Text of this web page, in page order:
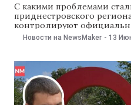
С какими проблемами
приднестровского
контролируют
инициативы продвигают
новостях региона:
Осетия просят признать
непризнанных региона —
Южная
Новости на NewsMaker - 13